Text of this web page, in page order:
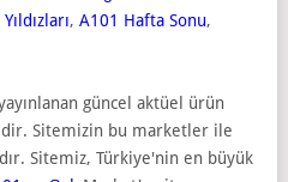
, A101 Hafta Sonu,
güncel aktüel ürün
Sitemizin bu marketler ile
Sitemiz, Türkiye'nin en büyük